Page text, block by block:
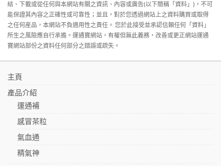
結、下載或從任何與本網站有關之資訊、內容或廣告(以下簡稱「資料」)，不可
能保證其內容之正確性或可靠性；並且，對於您透過網站上之資料購買或取得
之任何産品，本網站不負適用性之責任。 您於此接受並承認信賴任何「資料」
所生之風險應自行承擔。運通寶網站，有權但無此義務，改善或更正網站運通
寶網站部份之資料任何部分之錯誤或疏失。
主頁
產品介紹
運通補
感冒茶粒
氣血通
精氣神